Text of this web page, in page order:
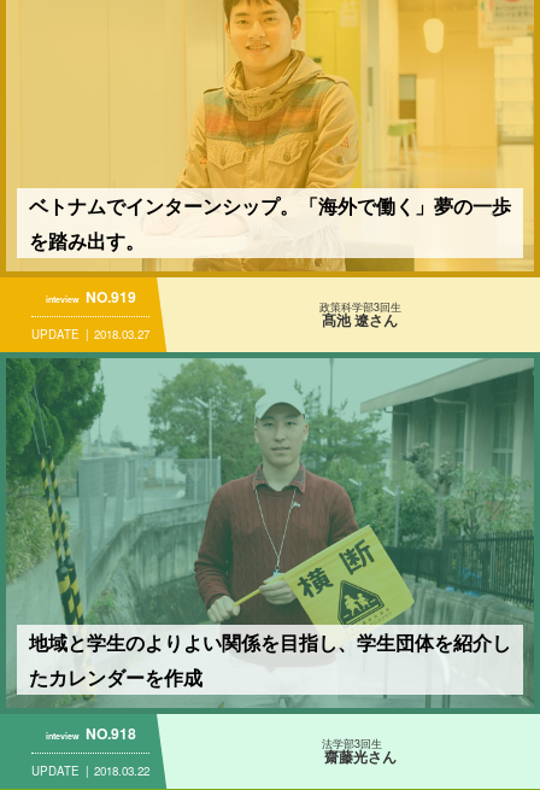
ベトナムでインターンシップ。「海外で働く」夢の一歩
を踏み出す。
inteview NO.919
UPDATE 2018.03.27
政策科学部3回生
髙池 遼さん
地域と学生のよりよい関係を目指し、学生団体を紹介し
たカレンダーを作成
inteview NO.918
UPDATE 2018.03.22
法学部3回生
齋藤光さん